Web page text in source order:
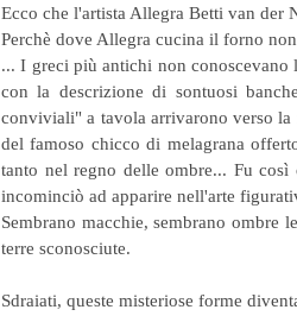
Ecco che l'artista Allegra Betti van der
Perchè dove Allegra cucina il forno
... I greci più antichi non
con la descrizione di sontuosi
conviviali" a tavola arrivarono verso
del famoso chicco di melagrana
tanto nel regno delle ombre... Fu
incominciò ad apparire nell'arte
Sembrano macchie, sembrano ombre
terre sconosciute.
Sdraiati, queste misteriose forme